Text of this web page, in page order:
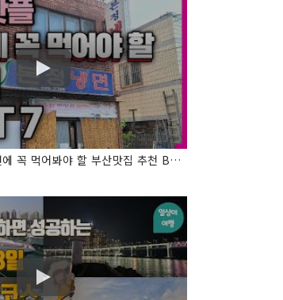
부산여행 와서 죽기전에 꼭 먹어봐야 할 부산맛집 추천 BEST 7 안보면후회